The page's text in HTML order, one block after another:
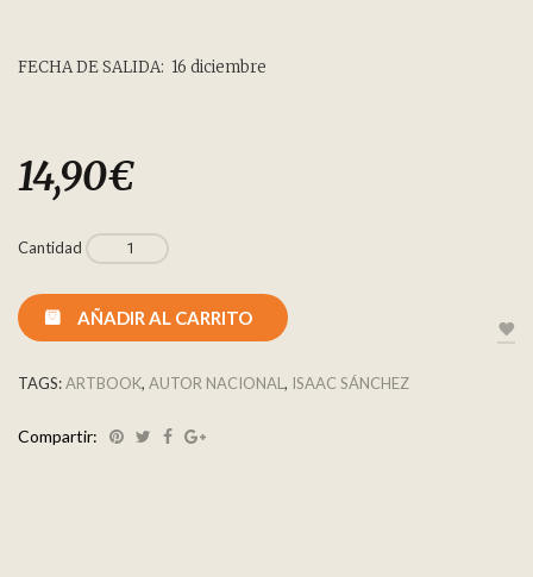
FECHA DE SALIDA: 16 diciembre
14,90€
Cantidad
AÑADIR AL CARRITO
TAGS:ARTBOOK, AUTOR NACIONAL, ISAAC SÁNCHEZ
Compartir: